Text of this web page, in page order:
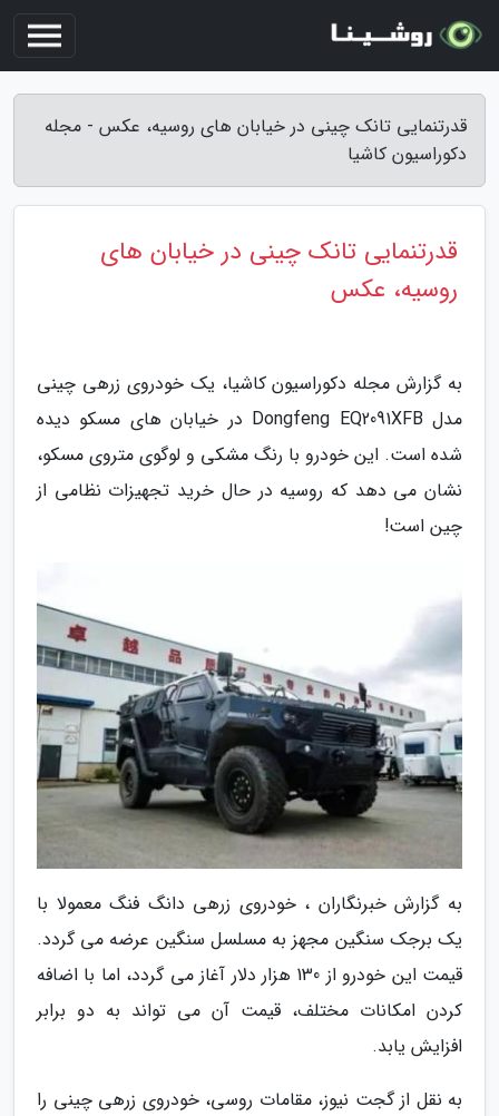
قدرتنمایی تانک چینی در خیابان های روسیه، عکس - مجله
دکوراسیون کاشیا
قدرتنمایی تانک چینی در خیابان های
روسیه، عکس
به گزارش مجله دکوراسیون کاشیا، یک خودروی زرهی چینی
مدل Dongfeng EQ2091XFB در خیابان های مسکو دیده
شده است. این خودرو با رنگ مشکی و لوگوی متروی مسکو،
نشان می دهد که روسیه در حال خرید تجهیزات نظامی از
چین است!
به گزارش خبرنگاران ، خودروی زرهی دانگ فنگ معمولا با
یک برجک سنگین مجهز به مسلسل سنگین عرضه می گردد.
قیمت این خودرو از 130 هزار دلار آغاز می گردد، اما با اضافه
کردن امکانات مختلف، قیمت آن می تواند به دو برابر
افزایش یابد.
به نقل از گجت نیوز، مقامات روسی، خودروی زرهی چینی را